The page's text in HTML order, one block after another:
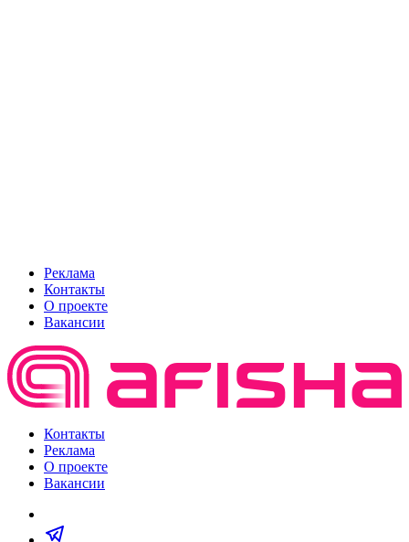
Реклама
Контакты
О проекте
Вакансии
Контакты
Реклама
О проекте
Вакансии